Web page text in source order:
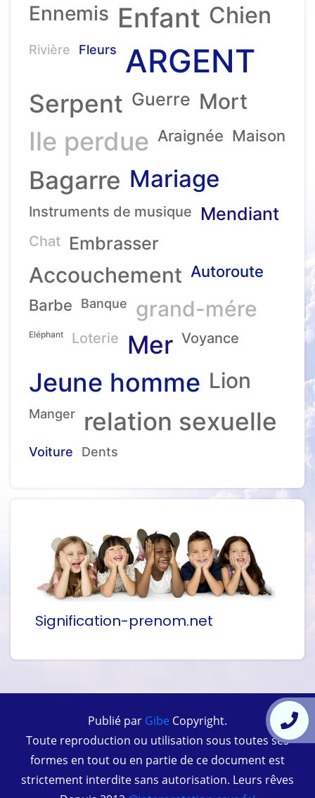
Ennemis Enfant Chien
Rivière Fleurs ARGENT
Serpent Guerre Mort
Ile perdue Araignée Maison
Bagarre Mariage
Instruments de musique Mendiant
Chat Embrasser
Accouchement Autoroute
Barbe
Banque grand-mére
Eléphant Loterie Mer Voyance
Jeune homme Lion
Manger relation sexuelle
Voiture Dents
Signification-prenom.net
Publié par Gibe Copyright.
Toute reproduction ou utilisation sous toutes ses
formes en tout ou en partie de ce document est
strictement interdite sans autorisation. Leurs rêves